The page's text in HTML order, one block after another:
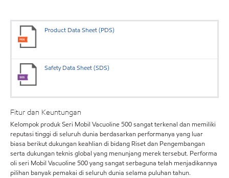
Product Data Sheet (PDS)
Safety Data Sheet (SDS)
Fitur dan Keuntungan
Kelompok produk Seri Mobil Vacuoline 500 sangat terkenal dan memiliki
reputasi tinggi di seluruh dunia berdasarkan performanya yang luar
biasa berikut dukungan keahlian di bidang Riset dan Pengembangan
serta dukungan teknis global yang menunjang merek tersebut. Performa
oli seri Mobil Vacuoline 500 yang sangat serbaguna telah menjadikannya
pilihan banyak pemakai di seluruh dunia selama puluhan tahun.